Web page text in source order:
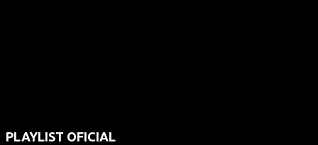
PLAYLIST OFICIAL